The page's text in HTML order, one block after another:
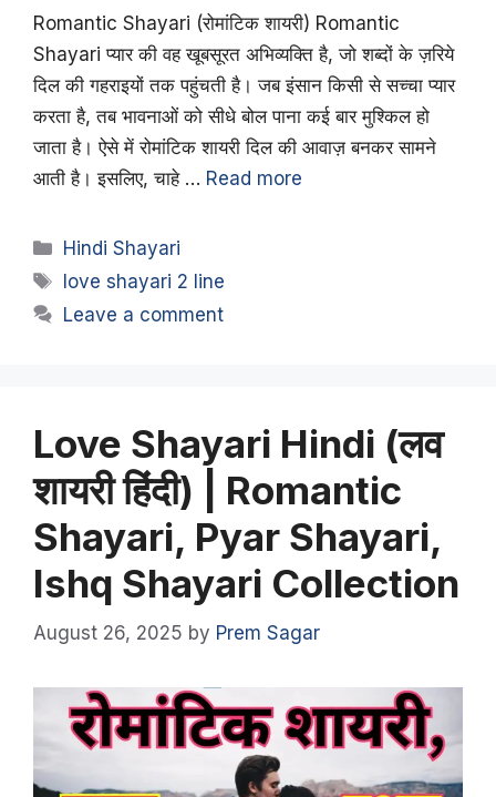
Romantic Shayari (रोमांटिक शायरी) Romantic
Shayari प्यार की वह खूबसूरत अभिव्यक्ति है, जो शब्दों के ज़रिये
दिल की गहराइयों तक पहुंचती है। जब इंसान किसी से सच्चा प्यार
करता है, तब भावनाओं को सीधे बोल पाना कई बार मुश्किल हो
जाता है। ऐसे में रोमांटिक शायरी दिल की आवाज़ बनकर सामने
आती है। इसलिए, चाहे … Read more
Categories
Hindi Shayari
Tags
love shayari 2 line
Leave a comment
Love Shayari Hindi (लव
शायरी हिंदी) | Romantic
Shayari, Pyar Shayari,
Ishq Shayari Collection
August 26, 2025 by Prem Sagar